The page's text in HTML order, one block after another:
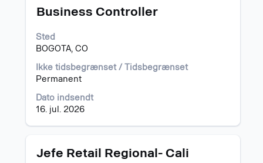
Stilling
Business Controller
Sted
BOGOTA, CO
Ikke tidsbegrænset / Tidsbegrænset
Permanent
Dato indsendt
16. jul. 2026
Vælg
mellemrumstasten
for
se
det
indhold
af
joboplysningerne.
Stilling
Jefe Retail Regional- Cali
Vælg